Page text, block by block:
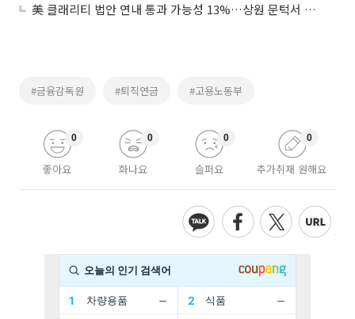
美 클래리티 법안 연내 통과 가능성 13%…상원 문턱서 제동
#금융감독원 #퇴직연금 #고용노동부
좋아요
0
화나요
0
슬퍼요
0
추가취재 원해요
0